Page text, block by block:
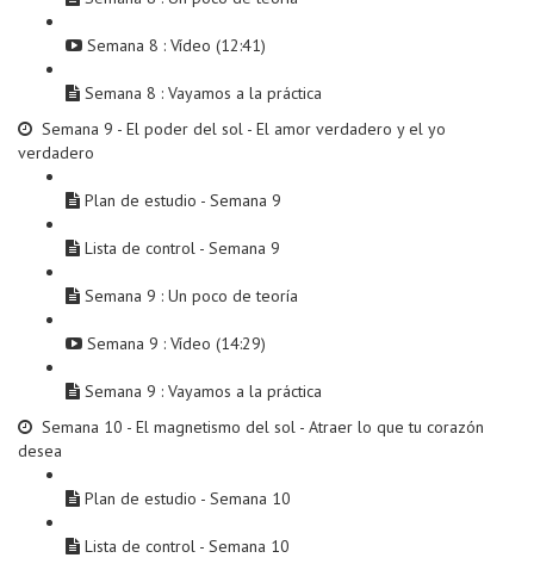
Semana 8 : Vídeo (12:41)
Semana 8 : Vayamos a la práctica
Semana 9 - El poder del sol - El amor verdadero y el yo
verdadero
Plan de estudio - Semana 9
Lista de control - Semana 9
Semana 9 : Un poco de teoría
Semana 9 : Vídeo (14:29)
Semana 9 : Vayamos a la práctica
Semana 10 - El magnetismo del sol - Atraer lo que tu corazón
desea
Plan de estudio - Semana 10
Lista de control - Semana 10